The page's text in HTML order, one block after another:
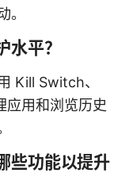
。
水平？
Kill Switch、
应用和浏览历史
些功能以提升